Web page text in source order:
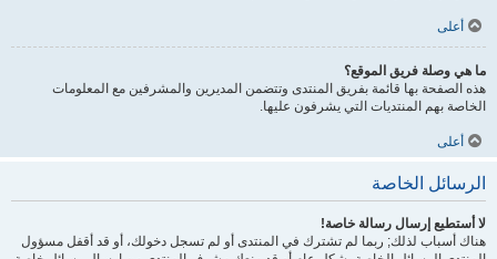
أعلى
ما هي وصلة فريق الموقع؟
هذه الصفحة بها قائمة بفريق المنتدى وتتضمن المديرين والمشرفين مع المعلومات
الخاصة بهم المنتديات التي يشرفون عليها.
أعلى
الرسائل الخاصة
لا أستطيع إرسال رسالة خاصة!
هناك أسباب لذلك; ربما لم تشترك في المنتدى أو لم تسجل دخولك، أو قد أقفل مسؤول